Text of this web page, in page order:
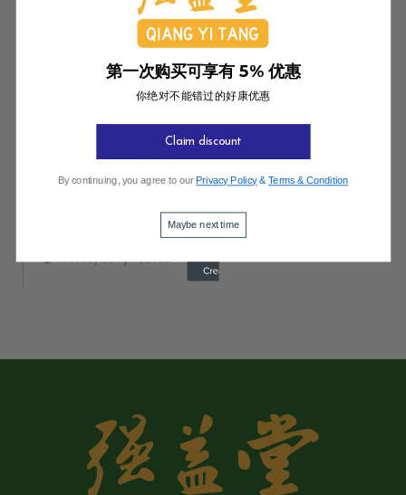
LATEST POSTS
Monday 09 August, 2021
野生精选 - 山西黄芪
Wednesday 19 May, 2021
正宗的和田大枣好在哪,除了和鸡蛋一样大，其他
Tuesday 20 April, 2021
第一次购买可享有 5% 优惠
你绝对不能错过的好康优惠
Claim discount
By continuing, you agree to our Privacy Policy&Terms & Condition
Maybe next time